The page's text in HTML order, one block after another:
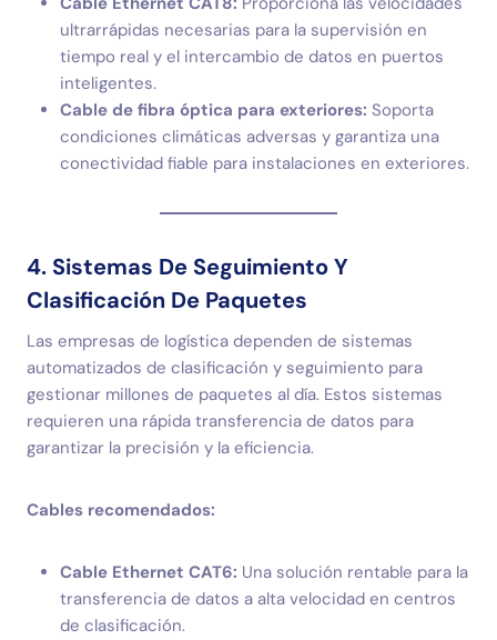
ultrarrápidas necesarias para la supervisión en
tiempo real y el intercambio de datos en puertos
inteligentes.
Cable de fibra óptica para exteriores: Soporta
condiciones climáticas adversas y garantiza una
conectividad fiable para instalaciones en exteriores.
4. Sistemas De Seguimiento Y
Clasificación De Paquetes
Las empresas de logística dependen de sistemas
automatizados de clasificación y seguimiento para
gestionar millones de paquetes al día. Estos sistemas
requieren una rápida transferencia de datos para
garantizar la precisión y la eficiencia.
Cables recomendados:
Cable Ethernet CAT6: Una solución rentable para la
transferencia de datos a alta velocidad en centros
de clasificación.